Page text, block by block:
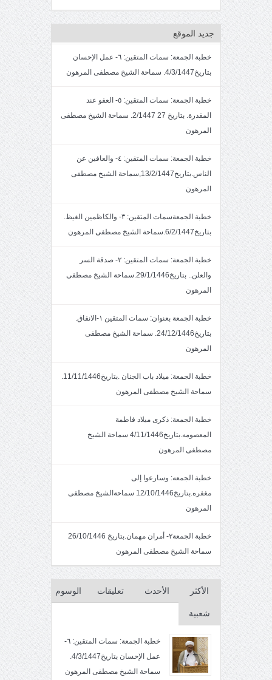
جديد الموقع
خطبة الجمعة: سمات المتقين: ٦- عمل الإحسان
بتاريخ4/3/1447. سماحة الشيخ مصطفى المرهون
خطبة الجمعة: سمات المتقين: ٥- العفو عند
المقدرة. بتاريخ 27 2/1447. سماحة الشيخ مصطفى
المرهون
خطبة الجمعة: سمات المتقين: ٤- والعافين عن
الناس.بتاريخ13/2/1447,سماحة الشيخ مصطفى
المرهون
خطبة الجمعةسمات المتقين: ٣- والكاظمين الغيظ.
بتاريخ6/2/1447.سماحة الشيخ مصطفى المرهون
خطبة الجمعة: سمات المتقين: ٢- صدقة السر
والعلن.. بتاريخ29/1/1446.سماحة الشيخ مصطفى
المرهون
خطبة الجمعة بعنوان: سمات المتقين ١-الانفاق.
بتاريخ24/12/1446. سماحة الشيخ مصطفى
المرهون
خطبة الجمعة: ميلاد باب الجنان .بتاريخ11/11/1446.
سماحة الشيخ مصطفى المرهون
خطبة الجمعة: ذكرى ميلاد فاطمة
المعصومه.بتاريخ4/11/1446 سماحة الشيخ
مصطفى المرهون
خطبة الجمعه: وسارعوا إلى
مغفره.بتاريخ12/10/1446 سماحةالشيخ مصطفى
المرهون
خطبة الجمعة٢- أمران مهمان.بتاريخ 26/10/1446
سماحة الشيخ مصطفى المرهون
الأكثر
شعبية
الأحدث تعليقات الوسوم
خطبة الجمعة: سمات المتقين: ٦-
عمل الإحسان بتاريخ4/3/1447.
سماحة الشيخ مصطفى المرهون